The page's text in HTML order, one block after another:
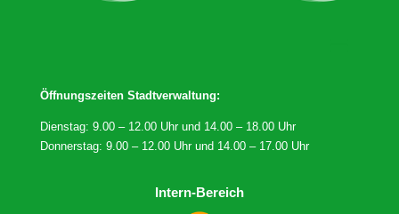
Öffnungszeiten Stadtverwaltung:
Dienstag: 9.00 – 12.00 Uhr und 14.00 – 18.00 Uhr
Donnerstag: 9.00 – 12.00 Uhr und 14.00 – 17.00 Uhr
Intern-Bereich